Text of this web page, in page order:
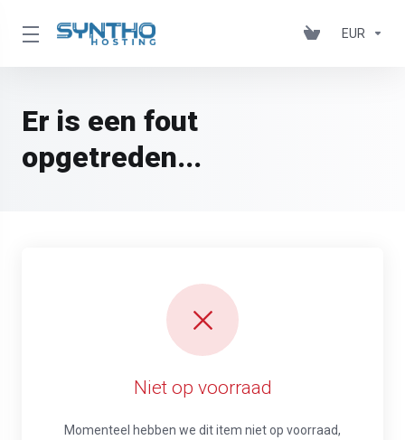
EUR
Er is een fout
opgetreden...
Niet op voorraad
Momenteel hebben we dit item niet op voorraad,